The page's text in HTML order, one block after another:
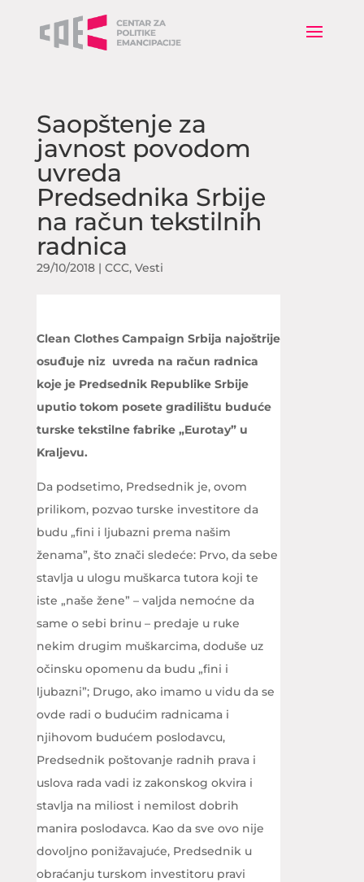
Saopštenje za
javnost povodom
uvreda
Predsednika Srbije
na račun tekstilnih
radnica
29/10/2018| CCC, Vesti
Clean Clothes Campaign Srbija najoštrije
osuđuje niz uvreda na račun radnica
koje je Predsednik Republike Srbije
uputio tokom posete gradilištu buduće
turske tekstilne fabrike „Eurotay” u
Kraljevu.
Da podsetimo, Predsednik je, ovom
prilikom, pozvao turske investitore da
budu „fini i ljubazni prema našim
ženama”, što znači sledeće: Prvo, da sebe
stavlja u ulogu muškarca tutora koji te
iste „naše žene” – valjda nemoćne da
same o sebi brinu – predaje u ruke
nekim drugim muškarcima, doduše uz
očinsku opomenu da budu „fini i
ljubazni”; Drugo, ako imamo u vidu da se
ovde radi o budućim radnicama i
njihovom budućem poslodavcu,
Predsednik poštovanje radnih prava i
uslova rada vadi iz zakonskog okvira i
stavlja na miliost i nemilost dobrih
manira poslodavca. Kao da sve ovo nije
dovoljno ponižavajuće, Predsednik u
obraćanju turskom investitoru pravi